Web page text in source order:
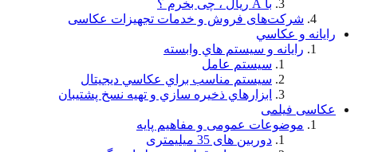
با A ریال ، چی بخرم ؟
شركت‌های فروش و خدمات تجهيزات عكاسی
رايانه و عكاسي
رايانه و سيستم هاي وابسته
سيستم عامل
سيستم مناسب براي عكاسي ديجيتال
ابزارهاي ذخيره سازي و تهيه نسخ پشتيبان
عکاسی فیلمی
موضوعات عمومی و مفاهيم پايه
دوربین های 35 میلیمتری